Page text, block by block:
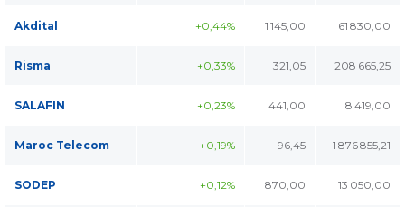
Akdital +0,44% 1 145,00 61 830,00
Risma +0,33% 321,05 208 665,25
SALAFIN +0,23% 441,00 8 419,00
Maroc Telecom +0,19% 96,45 1 876 855,21
SODEP +0,12% 870,00 13 050,00